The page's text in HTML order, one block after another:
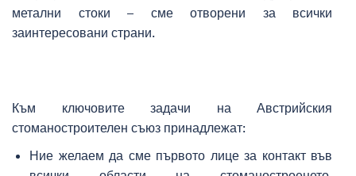
метални стоки – сме отворени за всички
заинтересовани страни.
Към ключовите задачи на Австрийския
стоманостроителен съюз принадлежат:
Ние желаем да сме първото лице за контакт във